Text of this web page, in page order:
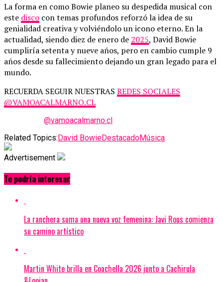
La forma en como Bowie planeo su despedida musical con
este disco con temas profundos reforzó la idea de su
genialidad creativa y volviéndolo un icono eterno. En la
actualidad, siendo diez de enero de 2025, David Bowie
cumpliría setenta y nueve años, pero en cambio cumple 9
años desde su fallecimiento dejando un gran legado para el
mundo.
RECUERDA SEGUIR NUESTRAS REDES SOCIALES
@VAMOACALMARNO.CL
@vamoacalmarno.cl
Related Topics:David BowieDestacadoMúsica
Advertisement
Te podría interesar
La ranchera suma una nueva voz femenina: Javi Rous comienza
su camino artístico
Martin White brilla en Coachella 2026 junto a Cachirula